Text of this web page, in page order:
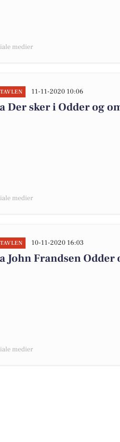
medier
11-11-2020 10:06
Der sker i Odder og
medier
10-11-2020 16:03
John Frandsen Odder
medier